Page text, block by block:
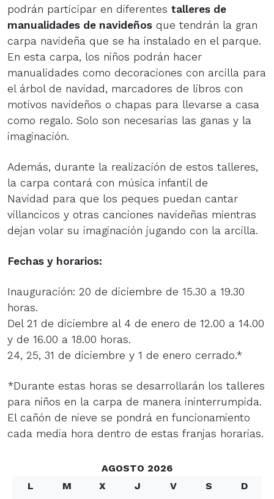
podrán participar en diferentes talleres de
manualidades de navideños que tendrán la gran
carpa navideña que se ha instalado en el parque.
En esta carpa, los niños podrán hacer
manualidades como decoraciones con arcilla para
el árbol de navidad, marcadores de libros con
motivos navideños o chapas para llevarse a casa
como regalo. Solo son necesarias las ganas y la
imaginación.
Además, durante la realización de estos talleres,
la carpa contará con música infantil de
Navidad para que los peques puedan cantar
villancicos y otras canciones navideñas mientras
dejan volar su imaginación jugando con la arcilla.
Fechas y horarios:
Inauguración: 20 de diciembre de 15.30 a 19.30
horas.
Del 21 de diciembre al 4 de enero de 12.00 a 14.00
y de 16.00 a 18.00 horas.
24, 25, 31 de diciembre y 1 de enero cerrado.*
*Durante estas horas se desarrollarán los talleres
para niños en la carpa de manera ininterrumpida.
El cañón de nieve se pondrá en funcionamiento
cada media hora dentro de estas franjas horarias.
AGOSTO 2026
L
M X J V S
D